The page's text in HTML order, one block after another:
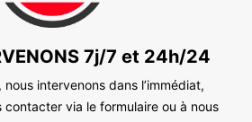
7j/7 et 24h/24
nous intervenons dans l’immédiat,
contacter via le formulaire ou à nous